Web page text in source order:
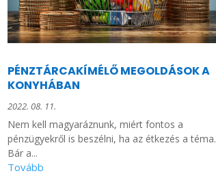
PÉNZTÁRCAKÍMÉLŐ MEGOLDÁSOK A
KONYHÁBAN
2022. 08. 11.
Nem kell magyaráznunk, miért fontos a
pénzügyekről is beszélni, ha az étkezés a téma.
Bár a...